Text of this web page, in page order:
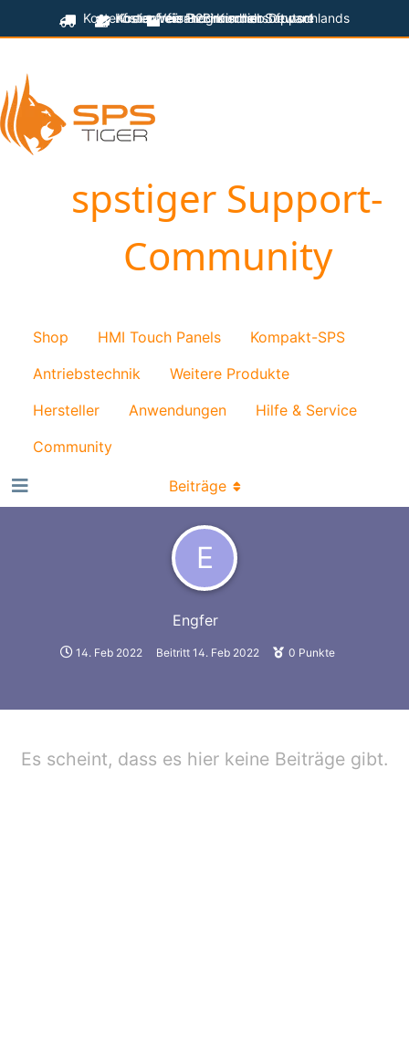
Kostenfreier technischer Support
Kostenfreier Versand innerhalb Deutschlands
Kostenfreie Programmiersoftware
für B2B-Kunden
spstiger Support-
Community
Shop HMI Touch Panels
Kompakt-SPS
Antriebstechnik
Weitere Produkte
Hersteller
Anwendungen
Hilfe & Service
Community
E
Engfer
14. Feb 2022 Beitritt 14. Feb 2022 0 Punkte
Beiträge
Es scheint, dass es hier keine Beiträge gibt.